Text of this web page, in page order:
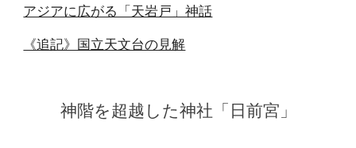
アジアに広がる「天岩戸」神話
《追記》国立天文台の見解
神階を超越した神社「日前宮」